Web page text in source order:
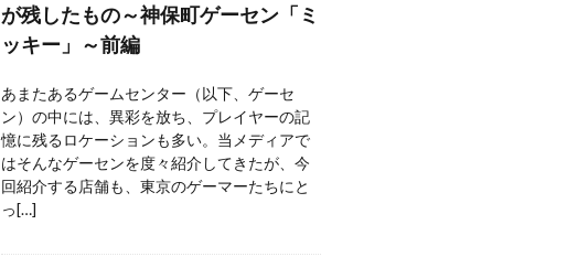
が残したもの～神保町ゲーセン「ミ
ッキー」～前編
あまたあるゲームセンター（以下、ゲーセ
ン）の中には、異彩を放ち、プレイヤーの記
憶に残るロケーションも多い。当メディアで
はそんなゲーセンを度々紹介してきたが、今
回紹介する店舗も、東京のゲーマーたちにと
っ[…]